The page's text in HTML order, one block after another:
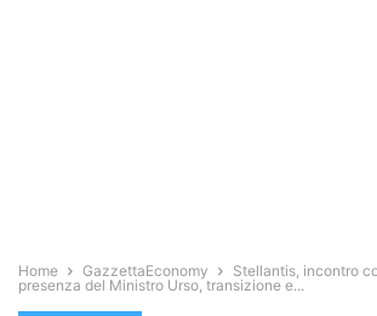
Home GazzettaEconomy
Stellantis, incontro
presenza del Ministro Urso, transizione e...